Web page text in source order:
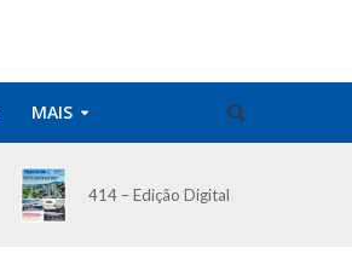
MAIS
414 – Edição Digital